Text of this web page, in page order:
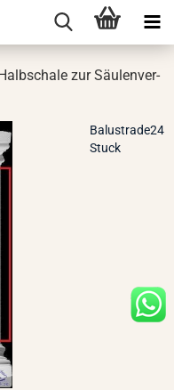
zur Säu­len­ver­
Balustrade24
Stuck